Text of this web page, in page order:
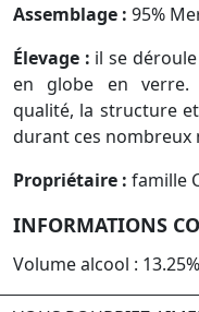
Assemblage : 95%
Élevage : il se
en globe en verre.
qualité, la structure
durant ces nombreux
Propriétaire : famille
INFORMATIONS
Volume alcool : 13.25%